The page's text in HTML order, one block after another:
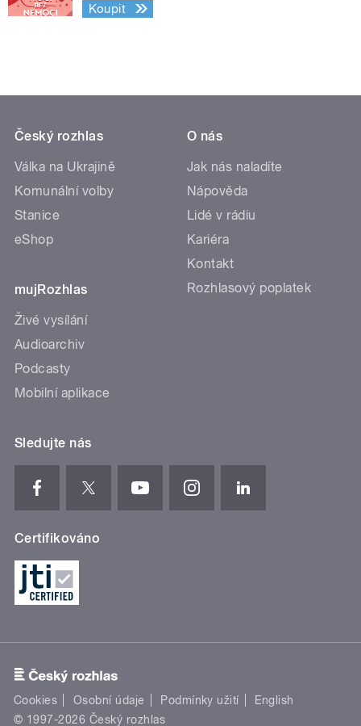
Koupit
Český rozhlas
Válka na Ukrajině
Komunální volby
Stanice
eShop
mujRozhlas
Živé vysílání
Audioarchiv
Podcasty
Mobilní aplikace
O nás
Jak nás naladíte
Nápověda
Lidé v rádiu
Kariéra
Kontakt
Rozhlasový poplatek
Sledujte nás
Certifikováno
Cookies Osobní údaje Podmínky užití
English
© 1997-2026 Český rozhlas